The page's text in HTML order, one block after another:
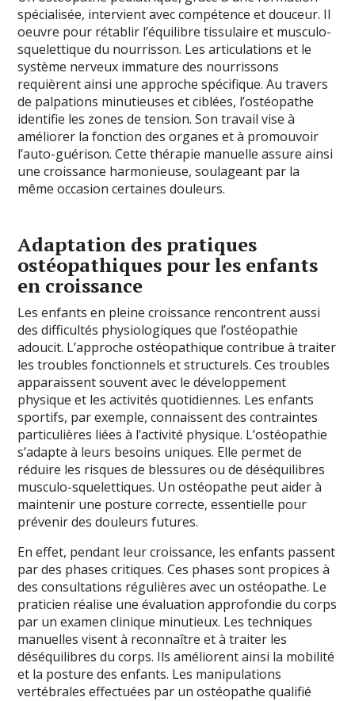
spécialisée, intervient avec compétence et douceur. Il
oeuvre pour rétablir l’équilibre tissulaire et musculo-
squelettique du nourrisson. Les articulations et le
système nerveux immature des nourrissons
requièrent ainsi une approche spécifique. Au travers
de palpations minutieuses et ciblées, l’ostéopathe
identifie les zones de tension. Son travail vise à
améliorer la fonction des organes et à promouvoir
l’auto-guérison. Cette thérapie manuelle assure ainsi
une croissance harmonieuse, soulageant par la
même occasion certaines douleurs.
Adaptation des pratiques
ostéopathiques pour les enfants
en croissance
Les enfants en pleine croissance rencontrent aussi
des difficultés physiologiques que l’ostéopathie
adoucit. L’approche ostéopathique contribue à traiter
les troubles fonctionnels et structurels. Ces troubles
apparaissent souvent avec le développement
physique et les activités quotidiennes. Les enfants
sportifs, par exemple, connaissent des contraintes
particulières liées à l’activité physique. L’ostéopathie
s’adapte à leurs besoins uniques. Elle permet de
réduire les risques de blessures ou de déséquilibres
musculo-squelettiques. Un ostéopathe peut aider à
maintenir une posture correcte, essentielle pour
prévenir des douleurs futures.
En effet, pendant leur croissance, les enfants passent
par des phases critiques. Ces phases sont propices à
des consultations régulières avec un ostéopathe. Le
praticien réalise une évaluation approfondie du corps
par un examen clinique minutieux. Les techniques
manuelles visent à reconnaître et à traiter les
déséquilibres du corps. Ils améliorent ainsi la mobilité
et la posture des enfants. Les manipulations
vertébrales effectuées par un ostéopathe qualifié